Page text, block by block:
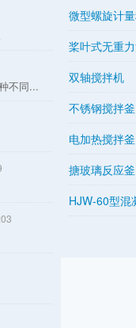
不同...
微型螺旋计
桨叶式无重
双轴搅拌机
不锈钢搅拌釜
电加热搅拌釜
搪玻璃反应
HJW-60型混